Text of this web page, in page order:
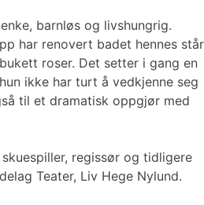
barnløs og livshungrig.
har renovert badet hennes står
roser. Det setter i gang en
ikke har turt å vedkjenne seg
til et dramatisk oppgjør med
regissør og tidligere
Teater, Liv Hege Nylund.